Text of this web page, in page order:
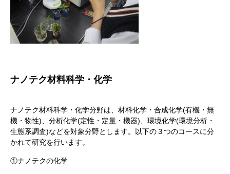
ナノテク材料科学・化学
ナノテク材料科学・化学分野は、材料化学・合成化学(有機・無
機・物性)、分析化学(定性・定量・機器)、環境化学(環境分析・
生態系調査)などを対象分野とします。以下の３つのコースに分
かれて研究を行います。
①ナノテクの化学